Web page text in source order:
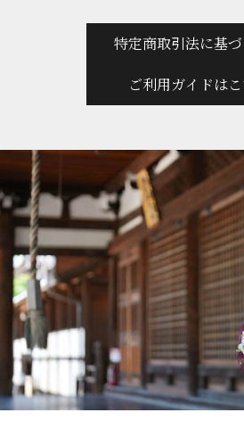
特定商取引法に基
ご利用ガイドは